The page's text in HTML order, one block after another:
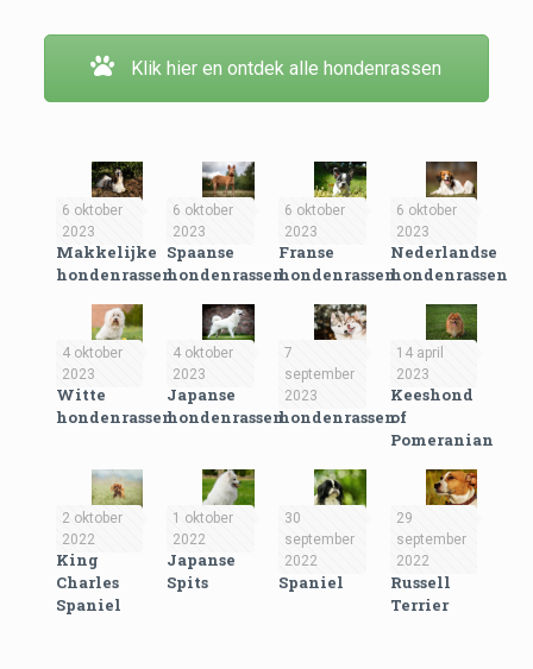
Klik hier en ontdek alle hondenrassen
6 oktober
2023
Makkelijke
hondenrassen
6 oktober
2023
Spaanse
hondenrassen
6 oktober
2023
Franse
hondenrassen
6 oktober
2023
Nederlandse
hondenrassen
4 oktober
2023
Witte
hondenrassen
4 oktober
2023
Japanse
hondenrassen
7
september
2023
Russische
hondenrassen
14 april
2023
Keeshond
of
Pomeranian
2 oktober
2022
King
Charles
Spaniel
1 oktober
2022
Japanse
Spits
30
september
2022
Japanse
Spaniel
29
september
2022
Jack
Russell
Terrier